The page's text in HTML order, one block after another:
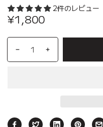
2件のレビュー
¥1,800